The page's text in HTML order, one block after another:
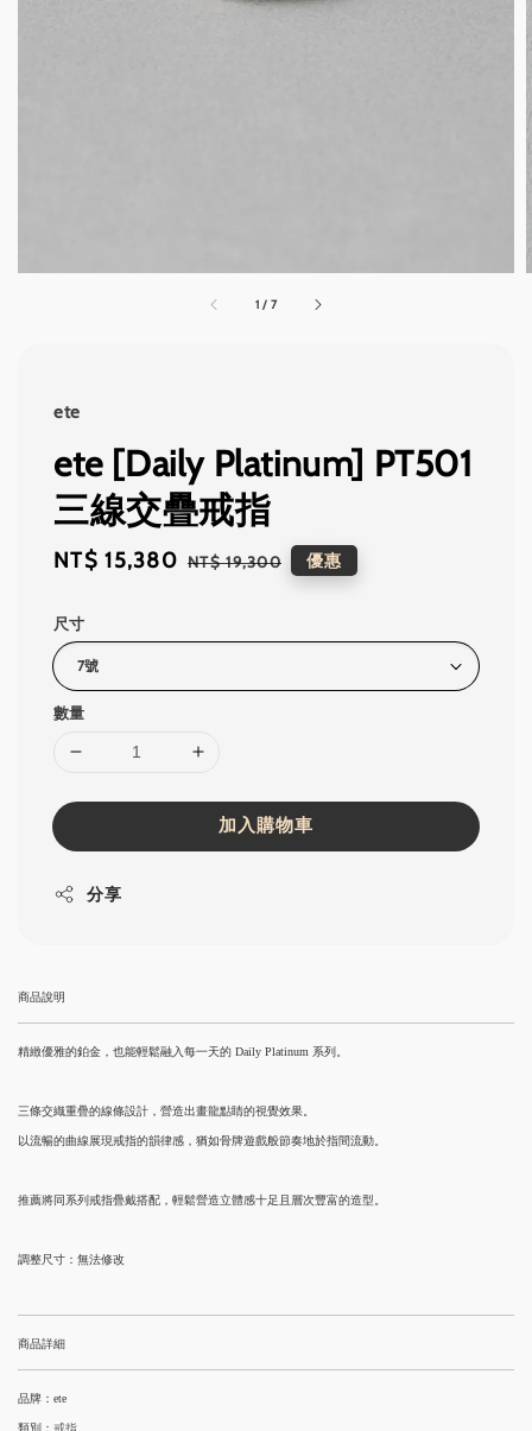
1 / 7
ete
ete [Daily Platinum] PT501
三線交疊戒指
Sale
NT$ 15,380 Regular
NT$ 19,300 優惠
尺寸
數量
加入購物車
分享
商品說明
精緻優雅的鉑金，也能輕鬆融入每一天的 Daily Platinum 系列。
三條交織重疊的線條設計，營造出畫龍點睛的視覺效果。
以流暢的曲線展現戒指的韻律感，猶如骨牌遊戲般節奏地於指間流動。
推薦將同系列戒指疊戴搭配，輕鬆營造立體感十足且層次豐富的造型。
調整尺寸：無法修改
商品詳細
品牌：ete
類別： 戒指